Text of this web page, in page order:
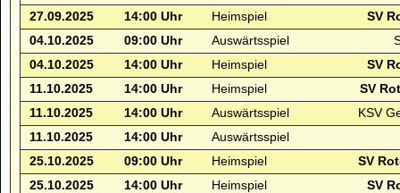
27.09.2025
14:00 Uhr Heimspiel
SV
04.10.2025
09:00 Uhr Auswärtsspiel
04.10.2025
14:00 Uhr Heimspiel
SV
11.10.2025
14:00 Uhr Heimspiel
SV
11.10.2025
14:00 Uhr Auswärtsspiel
KSV
11.10.2025
14:00 Uhr
Auswärtsspiel
25.10.2025
09:00 Uhr Heimspiel
SV
25.10.2025
14:00 Uhr Heimspiel
SV